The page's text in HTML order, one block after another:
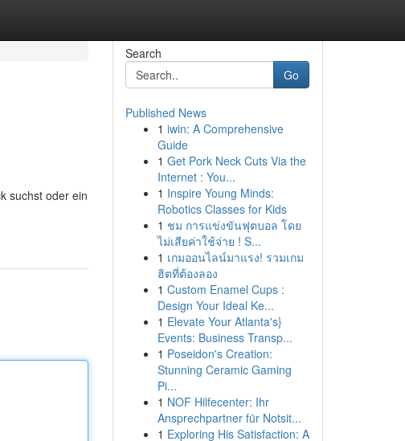
suchst oder ein
Search
Go
Published News
1 iwin: A Comprehensive
Guide
1 Get Pork Neck Cuts Via the
Internet : You...
1 Inspire Young Minds:
Robotics Classes for Kids
1 ชม การแข่งขันฟุตบอล โดย
ไม่เสียค่าใช้จ่าย ! S...
1 เกมออนไลน์มาแรง! รวมเกม
ฮิตที่ต้องลอง
1 Custom Enamel Cups :
Design Your Ideal Ke...
1 Elevate Your Atlanta's}
Events: Business Transp...
1 Poseidon's Creation:
Stunning Ceramic Gaming
Pi...
1 NOF Hilfecenter: Ihr
Ansprechpartner für Notsit...
1 Exploring His Satisfaction: A